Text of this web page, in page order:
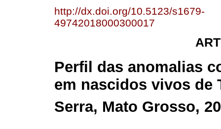
http://dx.doi.org/10.5123/s1679-
49742018000300017
Perfil das anomalias
em nascidos vivos de
Serra, Mato Grosso,